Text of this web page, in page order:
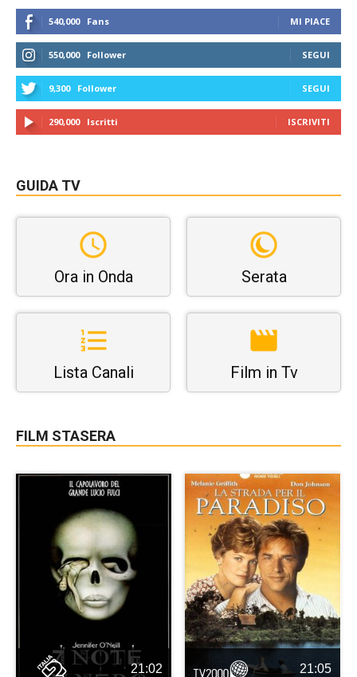
540,000 Fans MI PIACE
550,000 Follower SEGUI
9,300 Follower SEGUI
290,000 Iscritti ISCRIVITI
GUIDA TV
Ora in Onda Serata
Lista Canali Film in Tv
FILM STASERA
21:02 21:05